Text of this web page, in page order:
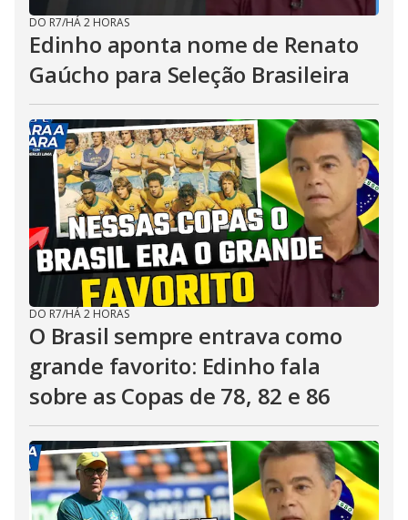
DO R7/HÁ 2 HORAS
Edinho aponta nome de Renato
Gaúcho para Seleção Brasileira
DO R7/HÁ 2 HORAS
O Brasil sempre entrava como
grande favorito: Edinho fala
sobre as Copas de 78, 82 e 86